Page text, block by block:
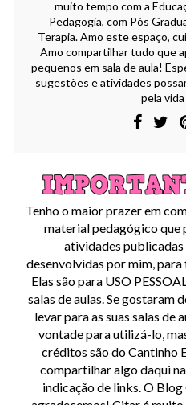
muito tempo com a
Pedagogia, com Pós
Terapia. Amo este espaço,
Amo compartilhar tudo que
pequenos em sala de aula!
sugestões e atividades
pela
Tenho o maior prazer em
material pedagógico que
atividades
desenvolvidas por mim,
Elas são para USO
salas de aulas. Se gostaram
levar para as suas salas de
vontade para utilizá-lo,
créditos são do Cantinho
compartilhar algo daqui
indicação de links. O